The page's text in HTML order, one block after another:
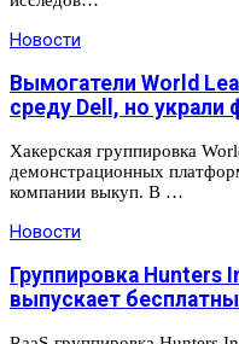
Новости
Вымогатели World
среду Dell, но
Хакерская группировка
демонстрационных
компании выкуп. В …
Новости
Группировка Hunters
выпускает